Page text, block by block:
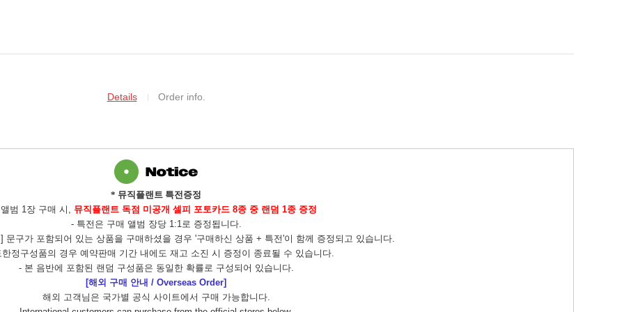
Details Order info.
* 뮤직플랜트 특전증정
범 1장 구매 시,
뮤직플랜트 독점 미공개 셀피 포토카드 8종 중 랜덤 1종 증정
- 특전은 구매 앨범 장당 1:1로 증정됩니다.
문구가 포함되어 있는 상품을 구매하셨을 경우 '구매하신 상품 + 특전'이 함께 증정되고 있습니다.
한정구성품의 경우 예약판매 기간 내에도 재고 소진 시 증정이 종료될 수 있습니다.
- 본 음반에 포함된 랜덤 구성품은 동일한 확률로 구성되어 있습니다.
[해외 구매 안내 / Overseas Order]
해외 고객님은 국가별 공식 사이트에서 구매 가능합니다.